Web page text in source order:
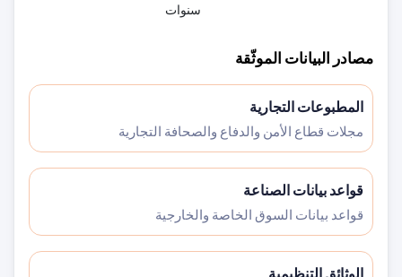
سنوات
مصادر البيانات الموثّقة
المطبوعات التجارية
مجلات قطاع الأمن والدفاع والصحافة التجارية
قواعد بيانات الصناعة
قواعد بيانات السوق الخاصة والخارجية